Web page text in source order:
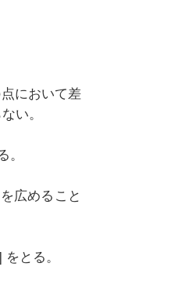
において差
い。
。
広めること
とる。